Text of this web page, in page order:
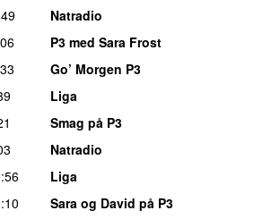
Natradio
P3 med Sara Frost
Go’ Morgen P3
Liga
Smag på P3
Natradio
Liga
Sara og David på P3